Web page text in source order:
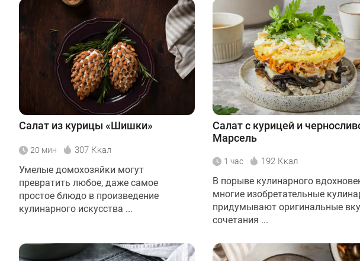
Салат из курицы «Шишки»
20 мин 307 Ккал
Умелые домохозяйки могут
превратить любое, даже самое
простое блюдо в произведение
кулинарного искусства ...
Салат с курицей и
Марсель
1 час 192 Ккал
В порыве кулинарного
многие изобретательные
придумывают оригинальные
сочетания ...